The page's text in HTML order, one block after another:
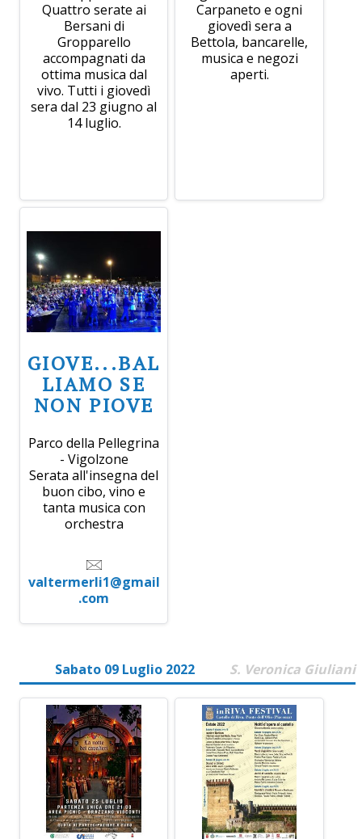
Quattro serate ai
Bersani di
Gropparello
accompagnati da
ottima musica dal
vivo. Tutti i giovedì
sera dal 23 giugno al
14 luglio.
Carpaneto e ogni
giovedì sera a
Bettola, bancarelle,
musica e negozi
aperti.
GIOVE...BAL
LIAMO SE
NON PIOVE
Parco della Pellegrina
- Vigolzone
Serata all'insegna del
buon cibo, vino e
tanta musica con
orchestra
valtermerli1@gmail
.com
Sabato 09 Luglio 2022 S. Veronica Giuliani